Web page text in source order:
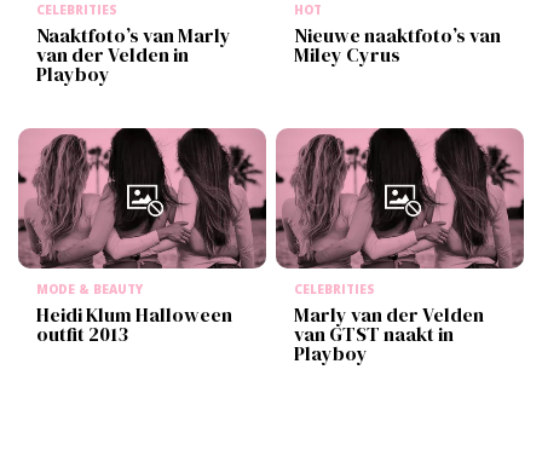
CELEBRITIES
Naaktfoto’s van Marly
van der Velden in
Playboy
HOT
Nieuwe naaktfoto’s van
Miley Cyrus
MODE & BEAUTY
Heidi Klum Halloween
outfit 2013
CELEBRITIES
Marly van der Velden
van GTST naakt in
Playboy